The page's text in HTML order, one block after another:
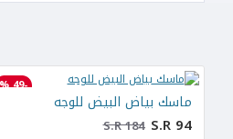
-49 %
ماسك بياض البيض للوجه
S.R 94
S.R 184